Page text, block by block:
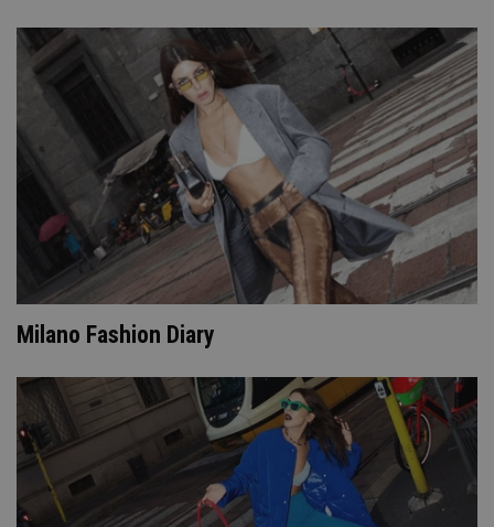
Milano Fashion Diary